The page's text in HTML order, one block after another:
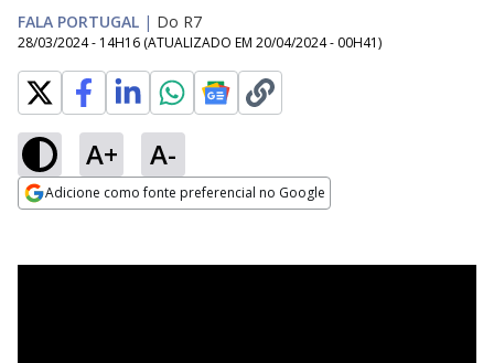
FALA PORTUGAL | Do R7
28/03/2024 - 14H16 (ATUALIZADO EM 20/04/2024 - 00H41)
A+ A-
Adicione como fonte preferencial no Google